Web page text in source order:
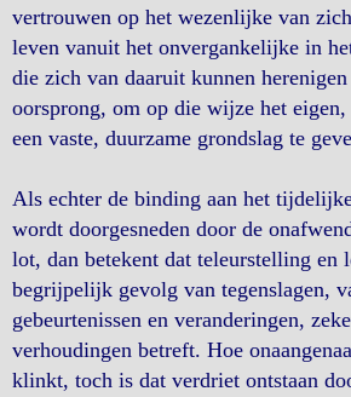
vertrouwen op het wezenlijke van
leven vanuit het onvergankelijke in
die zich van daaruit kunnen
oorsprong, om op die wijze het eigen,
een vaste, duurzame grondslag te
Als echter de binding aan het
wordt doorgesneden door de
lot, dan betekent dat teleurstelling en
begrijpelijk gevolg van tegenslagen,
gebeurtenissen en veranderingen,
verhoudingen betreft. Hoe
klinkt, toch is dat verdriet ontstaan